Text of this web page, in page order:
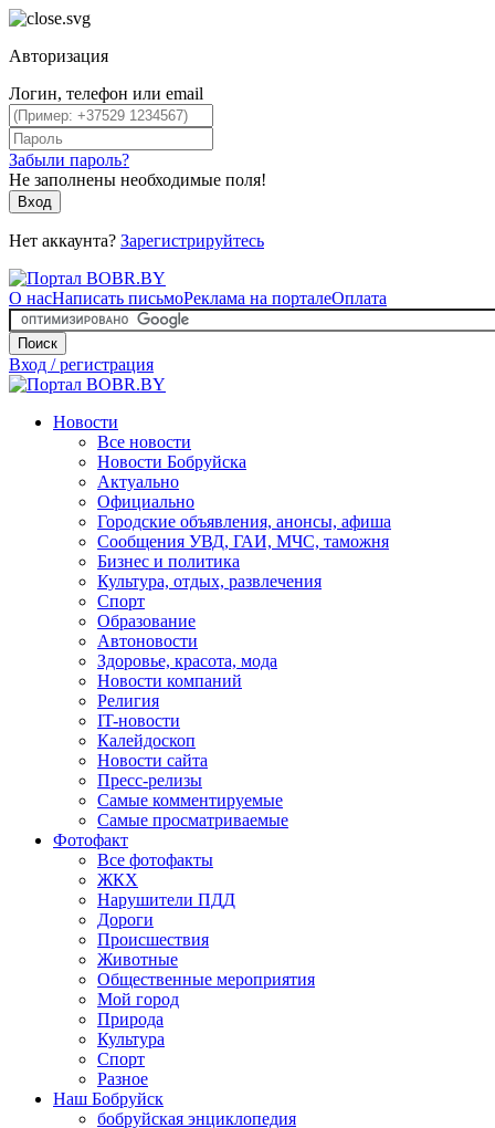
Авторизация
Логин, телефон или email
Забыли пароль?
Не заполнены необходимые поля!
Вход
Нет аккаунта? Зарегистрируйтесь
О насНаписать письмоРеклама на порталеОплата
Поиск
Вход / регистрация
Новости
Все новости
Новости Бобруйска
Актуально
Официально
Городские объявления, анонсы, афиша
Сообщения УВД, ГАИ, МЧС, таможня
Бизнес и политика
Культура, отдых, развлечения
Спорт
Образование
Автоновости
Здоровье, красота, мода
Новости компаний
Религия
IT-новости
Калейдоскоп
Новости сайта
Пресс-релизы
Самые комментируемые
Самые просматриваемые
Фотофакт
Все фотофакты
ЖКХ
Нарушители ПДД
Дороги
Происшествия
Животные
Общественные мероприятия
Мой город
Природа
Культура
Спорт
Разное
Наш Бобруйск
бобруйская энциклопедия